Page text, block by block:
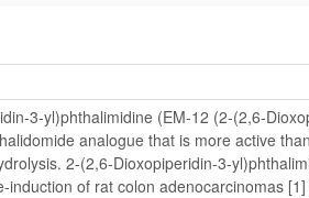
3-yl)phthalimidine (EM-12 (2-(2,6-
analogue that is more active
2-(2,6-Dioxopiperidin-3-
induction of rat colon adenocarcinomas [1]